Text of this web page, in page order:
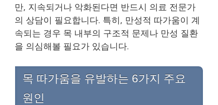
만, 지속되거나 악화된다면 반드시 의료 전문가
의 상담이 필요합니다. 특히, 만성적 따가움이 계
속되는 경우 목 내부의 구조적 문제나 만성 질환
을 의심해볼 필요가 있습니다.
목 따가움을 유발하는 6가지 주요
원인